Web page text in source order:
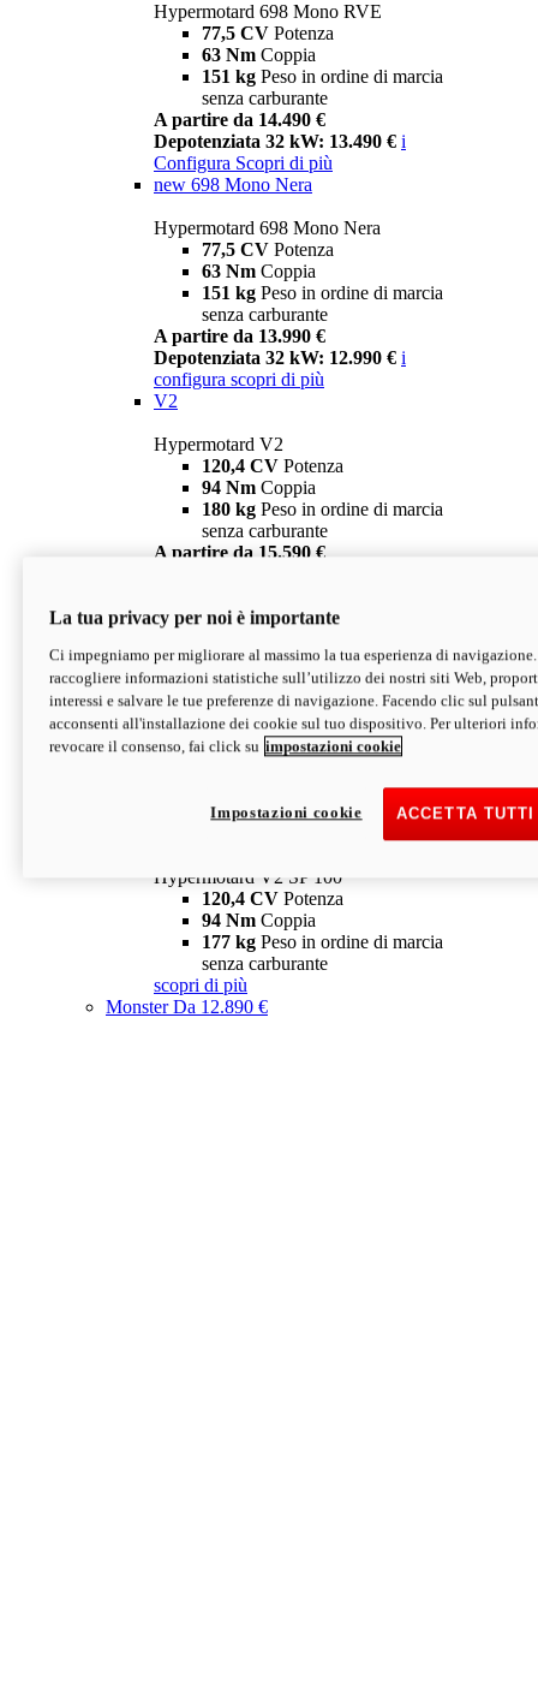
Hypermotard 698 Mono RVE
77,5 CV Potenza
63 Nm Coppia
151 kg Peso in ordine di marcia
senza carburante
A partire da 14.490 €
Depotenziata 32 kW: 13.490 € i
Configura Scopri di più
new 698 Mono Nera
Hypermotard 698 Mono Nera
77,5 CV Potenza
63 Nm Coppia
151 kg Peso in ordine di marcia
senza carburante
A partire da 13.990 €
Depotenziata 32 kW: 12.990 € i
configura scopri di più
V2
Hypermotard V2
120,4 CV Potenza
94 Nm Coppia
180 kg Peso in ordine di marcia
senza carburante
A partire da 15.590 €
V2 SP
Hypermotard V2 SP
120,4 CVPotenza
94 NmCoppia
177 kgPeso in ordine di marcia
senza carburante
Depotenziata 35 kW: 18.890 € i
configura scopri di più
Hypermotard V2 SP 100
120,4 CV Potenza
94 Nm Coppia
177 kg Peso in ordine di marcia
senza carburante
scopri di più
MonsterDa 12.890 €
La tua privacy per noi è importante
Ci impegniamo per migliorare al massimo la tua esperienza di
raccogliere informazioni statistiche sull’utilizzo dei nostri siti Web,
interessi e salvare le tue preferenze di navigazione. Facendo clic sul
acconsenti all'installazione dei cookie sul tuo dispositivo. Per ulteriori
revocare il consenso, fai click su impostazioni cookie
ACCETTA
Impostazioni cookie